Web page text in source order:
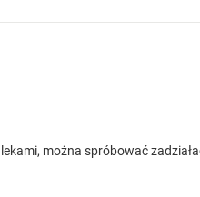
można spróbować